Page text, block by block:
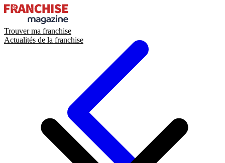
Trouver ma franchise
Actualités de la franchise